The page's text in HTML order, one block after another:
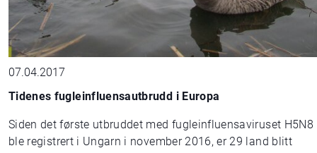
07.04.2017
Tidenes fugleinfluensautbrudd i Europa
Siden det første utbruddet med fugleinfluensaviruset H5N8
ble registrert i Ungarn i november 2016, er 29 land blitt